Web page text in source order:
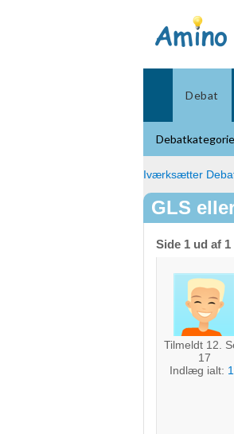
Debat
Iværksætter
GLS
Side 1 ud af
Tilmeldt 12.
17
Indlæg ialt: